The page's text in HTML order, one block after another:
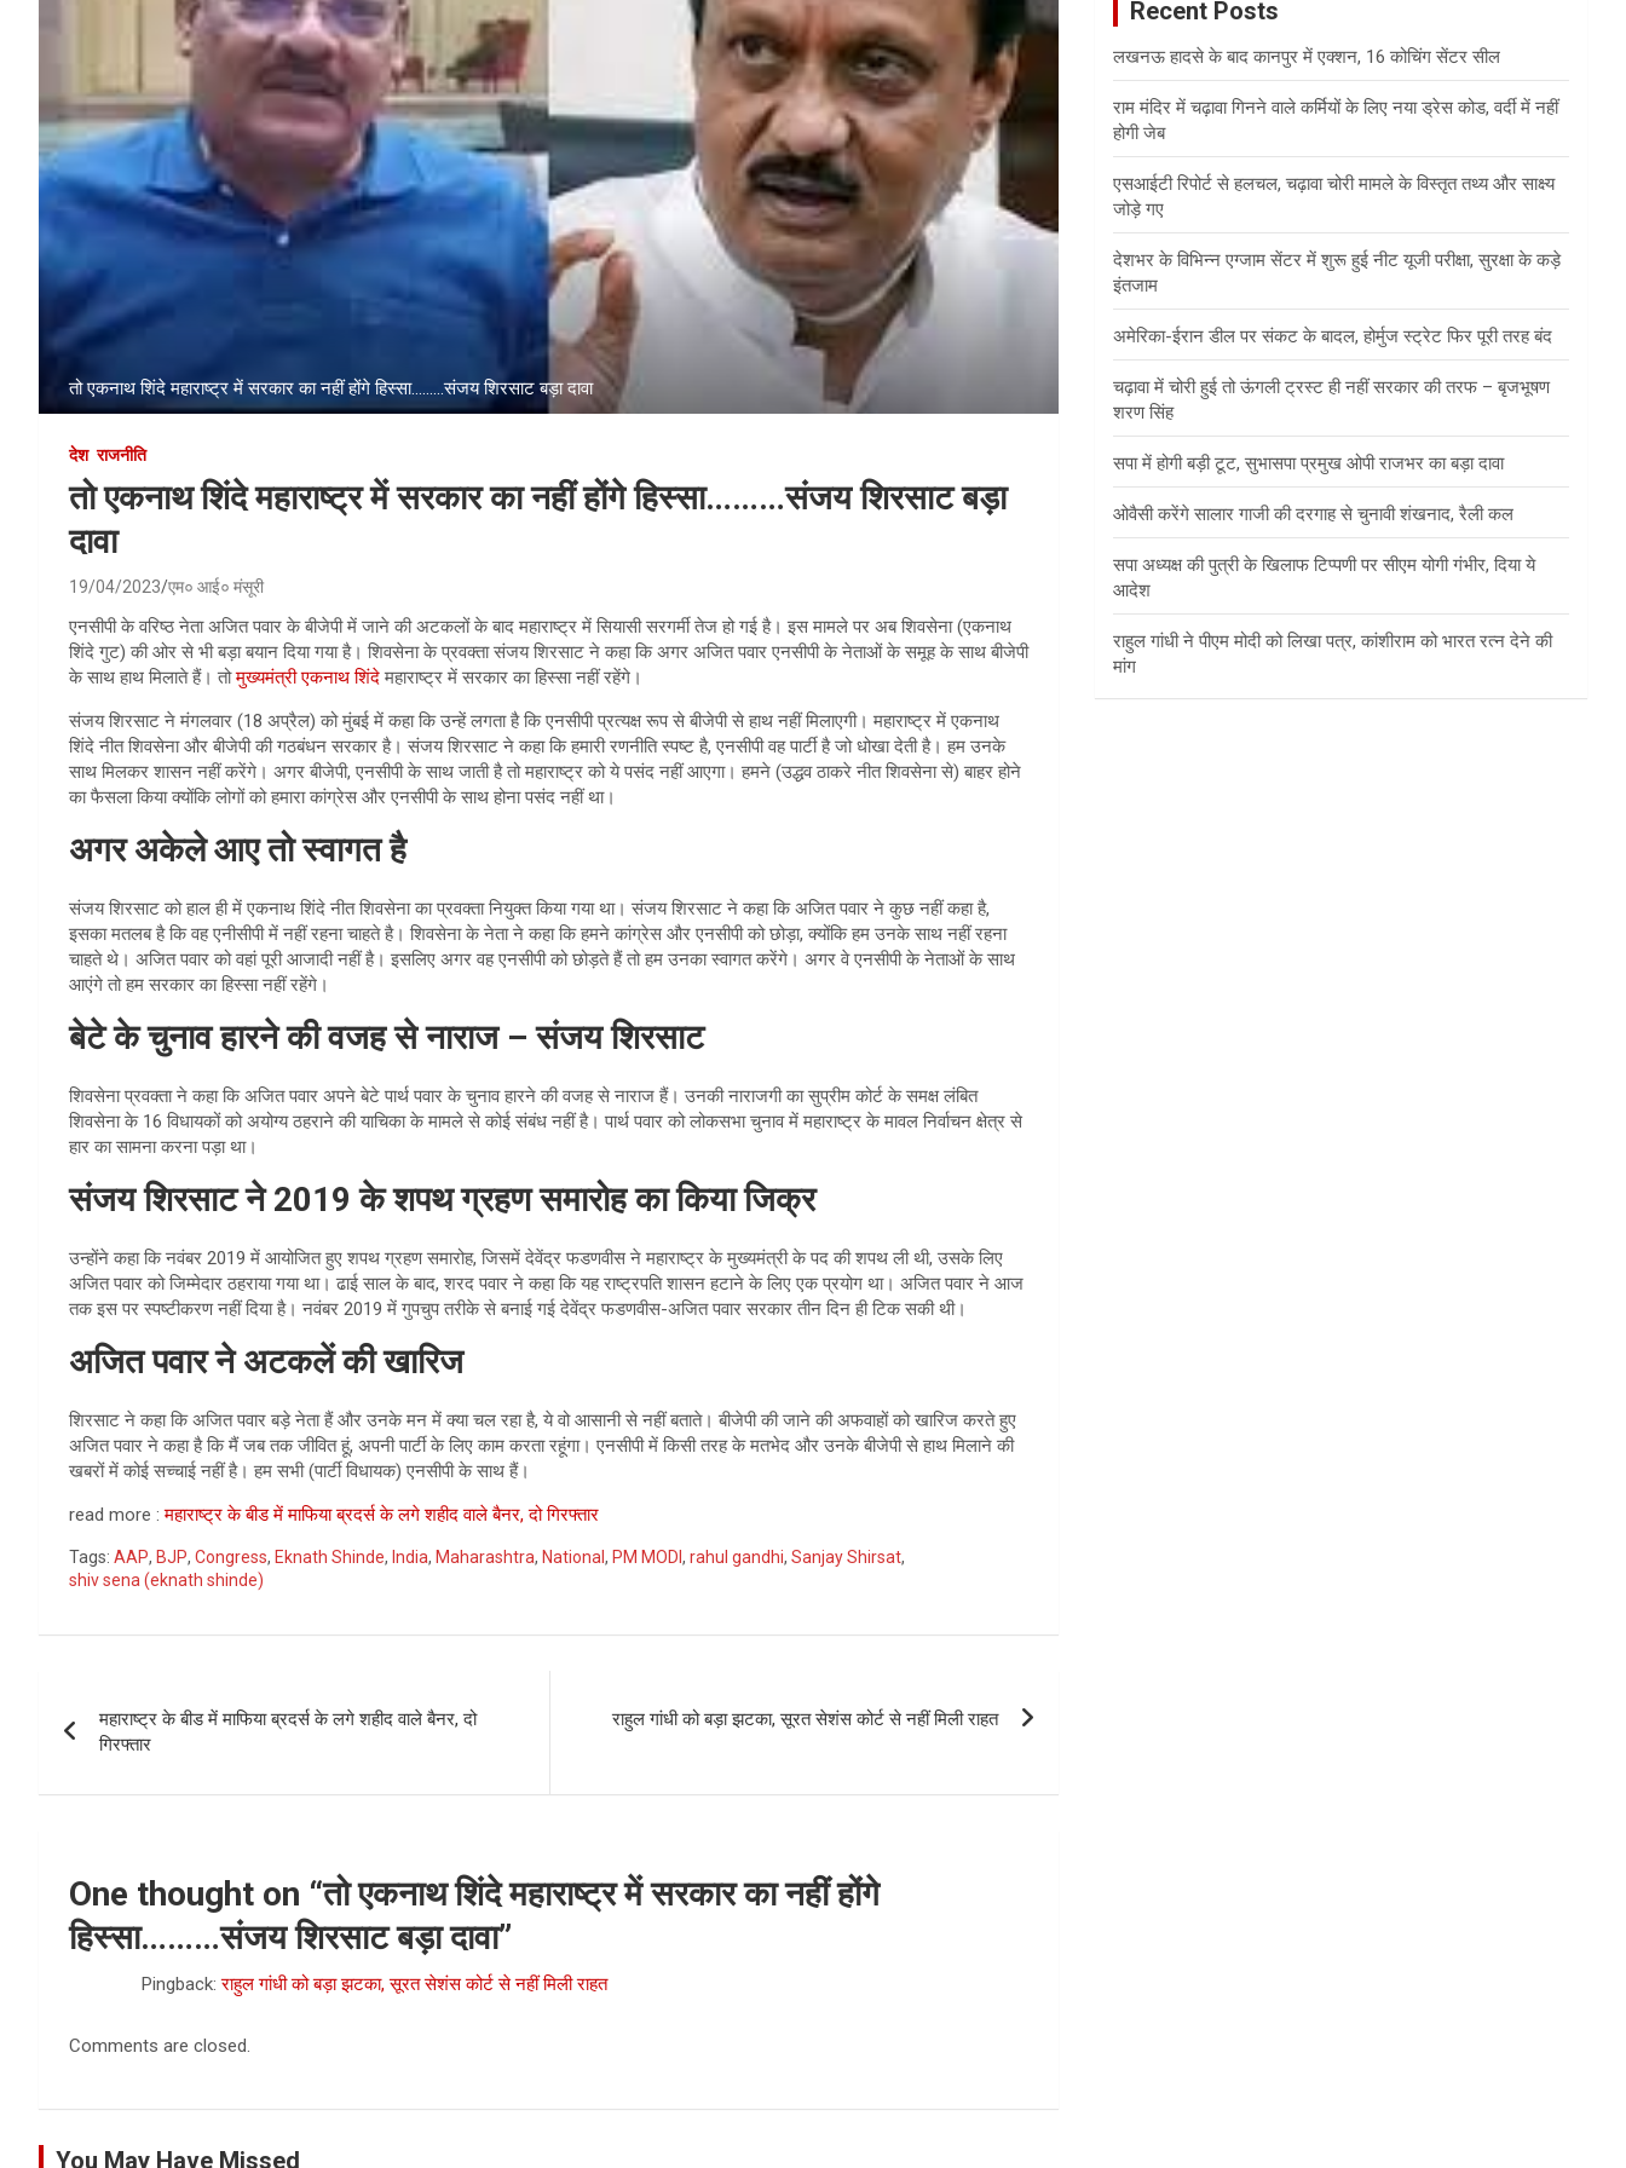
तो एकनाथ शिंदे महाराष्ट्र में सरकार का नहीं होंगे हिस्सा.........संजय शिरसाट बड़ा दावा
देश राजनीति
तो एकनाथ शिंदे महाराष्ट्र में सरकार का नहीं होंगे हिस्सा………संजय शिरसाट बड़ा
दावा
19/04/2023 एम० आई० मंसूरी
एनसीपी के वरिष्ठ नेता अजित पवार के बीजेपी में जाने की अटकलों के बाद महाराष्ट्र में सियासी सरगर्मी तेज हो गई है। इस मामले पर अब शिवसेना (एकनाथ
शिंदे गुट) की ओर से भी बड़ा बयान दिया गया है। शिवसेना के प्रवक्ता संजय शिरसाट ने कहा कि अगर अजित पवार एनसीपी के नेताओं के समूह के साथ बीजेपी
के साथ हाथ मिलाते हैं। तोमुख्यमंत्री एकनाथ शिंदेमहाराष्ट्र में सरकार का हिस्सा नहीं रहेंगे।
संजय शिरसाट ने मंगलवार (18 अप्रैल) को मुंबई में कहा कि उन्हें लगता है कि एनसीपी प्रत्यक्ष रूप से बीजेपी से हाथ नहीं मिलाएगी। महाराष्ट्र में एकनाथ
शिंदे नीत शिवसेना और बीजेपी की गठबंधन सरकार है। संजय शिरसाट ने कहा कि हमारी रणनीति स्पष्ट है, एनसीपी वह पार्टी है जो धोखा देती है। हम उनके
साथ मिलकर शासन नहीं करेंगे। अगर बीजेपी, एनसीपी के साथ जाती है तो महाराष्ट्र को ये पसंद नहीं आएगा। हमने (उद्धव ठाकरे नीत शिवसेना से) बाहर होने
का फैसला किया क्योंकि लोगों को हमारा कांग्रेस और एनसीपी के साथ होना पसंद नहीं था।
अगर अकेले आए तो स्वागत है
संजय शिरसाट को हाल ही में एकनाथ शिंदे नीत शिवसेना का प्रवक्ता नियुक्त किया गया था। संजय शिरसाट ने कहा कि अजित पवार ने कुछ नहीं कहा है,
इसका मतलब है कि वह एनीसीपी में नहीं रहना चाहते है। शिवसेना के नेता ने कहा कि हमने कांग्रेस और एनसीपी को छोड़ा, क्योंकि हम उनके साथ नहीं रहना
चाहते थे। अजित पवार को वहां पूरी आजादी नहीं है। इसलिए अगर वह एनसीपी को छोड़ते हैं तो हम उनका स्वागत करेंगे। अगर वे एनसीपी के नेताओं के साथ
आएंगे तो हम सरकार का हिस्सा नहीं रहेंगे।
बेटे के चुनाव हारने की वजह से नाराज – संजय शिरसाट
शिवसेना प्रवक्ता ने कहा कि अजित पवार अपने बेटे पार्थ पवार के चुनाव हारने की वजह से नाराज हैं। उनकी नाराजगी का सुप्रीम कोर्ट के समक्ष लंबित
शिवसेना के 16 विधायकों को अयोग्य ठहराने की याचिका के मामले से कोई संबंध नहीं है। पार्थ पवार को लोकसभा चुनाव में महाराष्ट्र के मावल निर्वाचन क्षेत्र से
हार का सामना करना पड़ा था।
संजय शिरसाट ने 2019 के शपथ ग्रहण समारोह का किया जिक्र
उन्होंने कहा कि नवंबर 2019 में आयोजित हुए शपथ ग्रहण समारोह, जिसमें देवेंद्र फडणवीस ने महाराष्ट्र के मुख्यमंत्री के पद की शपथ ली थी, उसके लिए
अजित पवार को जिम्मेदार ठहराया गया था। ढाई साल के बाद, शरद पवार ने कहा कि यह राष्ट्रपति शासन हटाने के लिए एक प्रयोग था। अजित पवार ने आज
तक इस पर स्पष्टीकरण नहीं दिया है। नवंबर 2019 में गुपचुप तरीके से बनाई गई देवेंद्र फडणवीस-अजित पवार सरकार तीन दिन ही टिक सकी थी।
अजित पवार ने अटकलें की खारिज
शिरसाट ने कहा कि अजित पवार बड़े नेता हैं और उनके मन में क्या चल रहा है, ये वो आसानी से नहीं बताते। बीजेपी की जाने की अफवाहों को खारिज करते हुए
अजित पवार ने कहा है कि मैं जब तक जीवित हूं, अपनी पार्टी के लिए काम करता रहूंगा। एनसीपी में किसी तरह के मतभेद और उनके बीजेपी से हाथ मिलाने की
खबरों में कोई सच्चाई नहीं है। हम सभी (पार्टी विधायक) एनसीपी के साथ हैं।
read more :महाराष्ट्र के बीड में माफिया ब्रदर्स के लगे शहीद वाले बैनर, दो गिरफ्तार
Tags: AAP, BJP, Congress, Eknath Shinde, India, Maharashtra, National , PM MODI , rahul gandhi, Sanjay Shirsat,
shiv sena (eknath shinde)
navigation
महाराष्ट्र के बीड में माफिया ब्रदर्स के लगे शहीद वाले बैनर, दो
गिरफ्तार
राहुल गांधी को बड़ा झटका, सूरत सेशंस कोर्ट से नहीं मिली राहत
One thought on “तो एकनाथ शिंदे महाराष्ट्र में सरकार का नहीं होंगे
हिस्सा………संजय शिरसाट बड़ा दावा”
Pingback:राहुल गांधी को बड़ा झटका, सूरत सेशंस कोर्ट से नहीं मिली राहत
Comments are closed.
Recent Posts
लखनऊ हादसे के बाद कानपुर में एक्शन, 16 कोचिंग सेंटर सील
राम मंदिर में चढ़ावा गिनने वाले कर्मियों के लिए नया ड्रेस कोड, वर्दी में नहीं
होगी जेब
एसआईटी रिपोर्ट से हलचल, चढ़ावा चोरी मामले के विस्तृत तथ्य और साक्ष्य
जोड़े गए
देशभर के विभिन्न एग्जाम सेंटर में शुरू हुई नीट यूजी परीक्षा, सुरक्षा के कड़े
इंतजाम
अमेरिका-ईरान डील पर संकट के बादल, होर्मुज स्ट्रेट फिर पूरी तरह बंद
चढ़ावा में चोरी हुई तो ऊंगली ट्रस्ट ही नहीं सरकार की तरफ – बृजभूषण
शरण सिंह
सपा में होगी बड़ी टूट, सुभासपा प्रमुख ओपी राजभर का बड़ा दावा
ओवैसी करेंगे सालार गाजी की दरगाह से चुनावी शंखनाद, रैली कल
सपा अध्यक्ष की पुत्री के खिलाफ टिप्पणी पर सीएम योगी गंभीर, दिया ये
आदेश
राहुल गांधी ने पीएम मोदी को लिखा पत्र, कांशीराम को भारत रत्न देने की
मांग
You May Have Missed